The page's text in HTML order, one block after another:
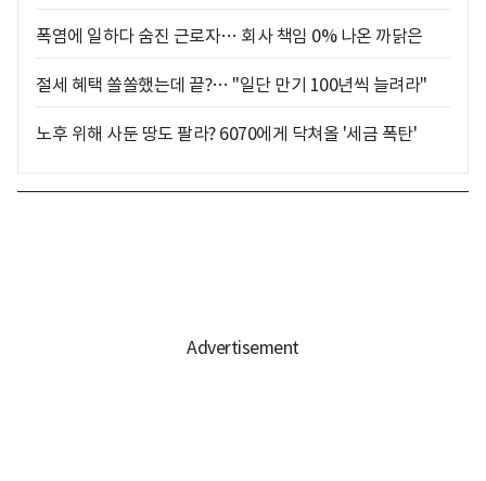
폭염에 일하다 숨진 근로자… 회사 책임 0% 나온 까닭은
절세 혜택 쏠쏠했는데 끝?… "일단 만기 100년씩 늘려라"
노후 위해 사둔 땅도 팔라? 6070에게 닥쳐올 '세금 폭탄'